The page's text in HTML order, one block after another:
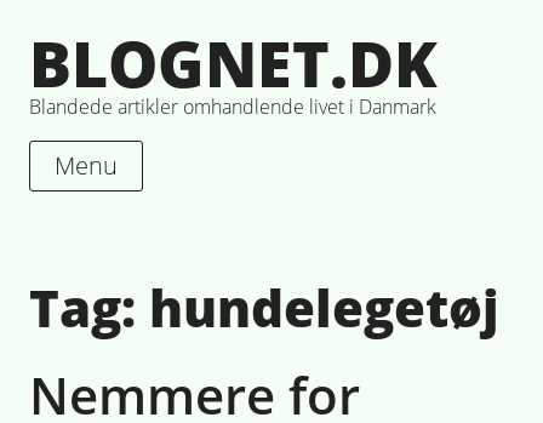
to
content
BLOGNET.DK
Blandede artikler omhandlende livet i Danmark
Menu
Tag: hundelegetøj
Nemmere for